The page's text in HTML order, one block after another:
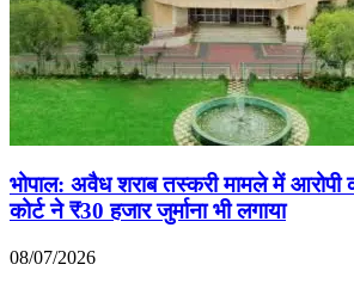
भोपाल: अवैध शराब तस्करी मामले में
कोर्ट ने ₹30 हजार जुर्माना भी लगाया
08/07/2026